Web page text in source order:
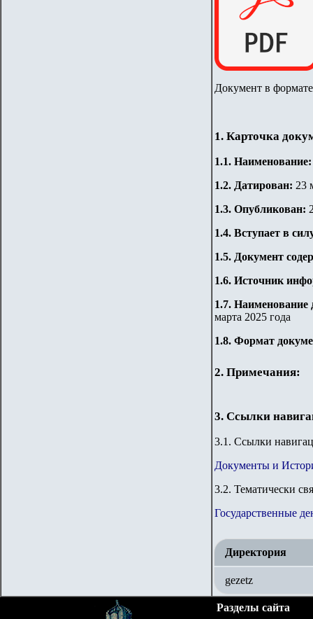
Документ в
1. Карточка
1.1.
1.2. Датирован: 23
1.3. Опубликован:
1.4. Вступает в
1.5. Документ
1.6. Источник
1.7.
марта 2025 года
1.8. Формат
2. Примечания:
3. Ссылки
3.1. Ссылки
Документы и
3.2. Тематически
Государственные
Директория
gezetz
Разделы сайта